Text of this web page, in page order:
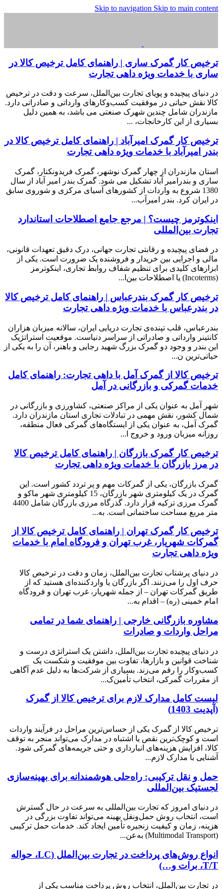
Skip to navigation Skip to main content
ترخیص کار گمرک ساری | راهنمای کامل ترخیص کالا در
ساری با خدمات ویژه داهی تجارت
در دنیای پیچیده و پویای تجارت بین‌الملل، سرعت و دقت در ترخیص
کالا نقش حیاتی در موفقیت کسب‌وکارهای وارداتی و صادراتی دارد.
مازندران شامل چندین شهرک صنعتی می باشد، به همین دلیل
بسیاری از این کارخانجات، ...
ترخیص کار گمرک امیرآباد | راهنمای کامل ترخیص کالا در
بندر امیرآباد با خدمات ویژه داهی تجارت
استان مازندران از چهار گمرک نوشهر، گمرک فریدونکنار، گمرک
ساری و بندرامیر آباد تشکیل می شود. گمرک بندر امیر آباد از سال
1380 شروع به واردات از کشورهای آسیای مرکزی و شوروی سابق
در ایران کرد. بندر امیرآب...
اینکوترمز چیست؟ | مرجع جامع اصطلاحات استاندارد
تجارت بین‌المللی
در فضای پیچیده و رقابتی تجارت جهانی، درک دقیق تعهدات قانونی،
مالی و اجرایی بین خریدار و فروشنده یک ضرورت است. یکی از
ابزارهای کلیدی برای تنظیم شفاف روابط تجاری، اینکوترمز
(Incoterms) یا اصطلاحات بین‌ا...
ترخیص کار گمرک بندرعباس | راهنمای کامل ترخیص کالا
در بندرعباس با خدمات ویژه داهی تجارت
بندرعباس، قلب تپنده‌ی تجارت دریایی ایران، سالانه میزبان هزاران
کانتینر وارداتی و صادراتی از سراسر دنیاست. موقعیت استراتژیک
این بندر و وجود دو گمرک بزرگ شهید رجایی و باهنر، آن را به یکی از
حیاتی‌ترین ن...
ترخیص کالا از گمرک آمل با داهی تجارت: راهنمای کامل
خدمات گمرکی و بازرگانی در آمل
شهر آمل به عنوان یکی از مراکز صنعتی، کشاورزی و بازرگانی در
شمال کشور، نقش مهمی در تبادلات تجاری استان مازندران دارد.
گمرک آمل، به عنوان یکی از ایستگاه‌های گمرکی فعال منطقه،
روزانه میزبان ورود و خروج ا...
ترخیص کار گمرک بازرگان | راهنمای کامل ترخیص کالا
در مرز بازرگان با خدمات ویژه داهی تجارت
گمرک بازرگان، یکی از گمرکات مهم و پر تردد کشور است. این
گمرک در یک کیلومتری شهر بازرگان، 15 کیلومتری شهر ماکو و
گمرک مرزی ترکیه قرار دارد. گذرگاه مرزی بازرگان شامل 4400
متر مربع مساحت ساختمانی است. به...
ترخیص کار گمرک تهران | راهنمای کامل ترخیص کالا از
گمرکات شهریار، غرب تهران و فرودگاه امام با خدمات
ویژه داهی تجارت
در دنیای پرشتاب تجارت بین‌الملل، زمان و دقت در ترخیص کالا
حرف اول را می‌زنند. اگر بازرگان یا واردکننده‌ای هستید که از
طریق گمرکات تهران – از جمله شهریار، غرب تهران و فرودگاه
امام خمینی (ره) – اقدام به...
مشاوره بازرگانی خارجی | راهنمای شما در تمامی
مراحل واردات و صادرات
در دنیای پیچیده تجارت بین‌الملل، داشتن یک استراتژی درست و
شناخت قوانین و بازارها، تفاوت بین موفقیت و شکست یک
کسب‌وکار را رقم می‌زند. بسیاری از شرکت‌ها به دلیل عدم آگاهی
از مقررات گمرکی، انتخاب تأمین‌ک...
لیست کامل مدارک لازم برای ترخیص کالا از گمرک
(آپدیت 1403)
ترخیص کالا از گمرک یکی از حساس‌ترین مراحل در فرآیند واردات
است و کوچک‌ترین نقص یا اشتباه در مدارک می‌تواند منجر به توقف
کالا، افزایش هزینه‌های انبارداری و حتی جریمه‌های گمرکی شود.
آشنایی با مدارک لازم...
حمل و نقل ترکیبی: راه‌حلی هوشمندانه برای بهینه‌سازی
لجستیک بین‌المللی
در دنیای امروز که تجارت بین‌المللی به سرعت در حال گسترش
است، انتخاب روش حمل‌ونقل بهینه می‌تواند تفاوت بزرگی در
هزینه، زمان و کیفیت زنجیره تأمین ایجاد کند. خدمات حمل ترکیبی
(Multimodal Transport) به‌عن...
انواع روش‌های پرداخت در تجارت بین‌الملل (LC، حواله
T/T، برات و…)
در تجارت بین‌الملل، انتخاب روش پرداخت مناسب یکی از